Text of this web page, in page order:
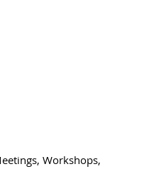
Workshops,